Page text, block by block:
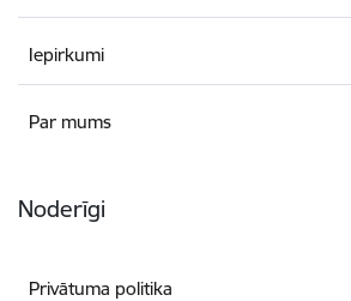
Iepirkumi
Par mums
Noderīgi
Privātuma politika